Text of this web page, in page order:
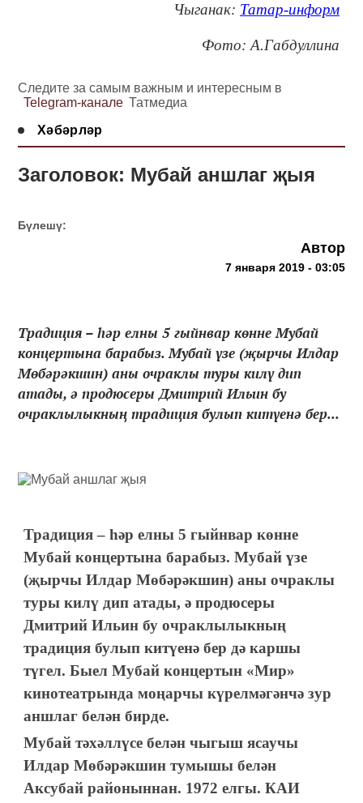
Чыганак: Татар-информ
Фото: А.Габдуллина
Следите за самым важным и интересным в
Telegram-канале Татмедиа
Хәбәрләр
Заголовок: Мубай аншлаг җыя
Бүлешү:
Автор
7 января 2019 - 03:05
Традиция – һәр елны 5 гыйнвар көнне Мубай
концертына барабыз. Мубай үзе (җырчы Илдар
Мөбәрәкшин) аны очраклы туры килү дип
атады, ә продюсеры Дмитрий Ильин бу
очраклылыкның традиция булып китүенә бер...
Традиция – һәр елны 5 гыйнвар көнне
Мубай концертына барабыз. Мубай үзе
(җырчы Илдар Мөбәрәкшин) аны очраклы
туры килү дип атады, ә продюсеры
Дмитрий Ильин бу очраклылыкның
традиция булып китүенә бер дә каршы
түгел. Быел Мубай концертын «Мир»
кинотеатрында моңарчы күрелмәгәнчә зур
аншлаг белән бирде.
Мубай тәхәллүсе белән чыгыш ясаучы
Илдар Мөбәрәкшин тумышы белән
Аксубай районыннан. 1972 елгы. КАИ